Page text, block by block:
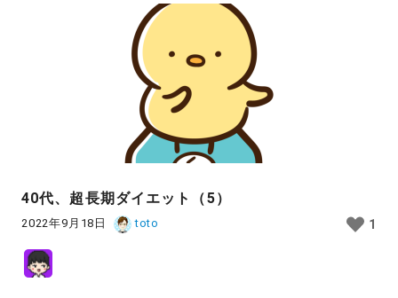
40代、超長期ダイエット（5）
2022年9月18日 toto 1